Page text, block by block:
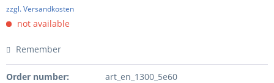
zzgl. Versandkosten
not available
Remember
Order number: art_en_1300_5e60